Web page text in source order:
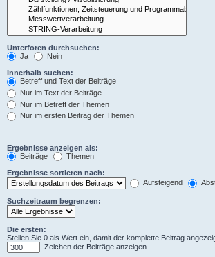
Unterforen durchsuchen:
Ja
Nein
Innerhalb suchen:
Betreff und Text der Beiträge
Nur im Text der Beiträge
Nur im Betreff der Themen
Nur im ersten Beitrag der Themen
Ergebnisse anzeigen als:
Beiträge
Themen
Ergebnisse sortieren nach:
Aufsteigend
Suchzeitraum begrenzen:
Die ersten:
Stellen Sie 0 als Wert ein, damit der komplette Beitrag
Zeichen der Beiträge anzeigen